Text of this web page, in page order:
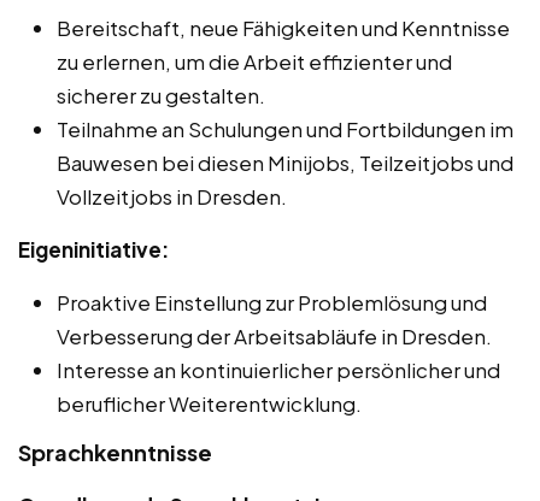
Bereitschaft, neue Fähigkeiten und Kenntnisse
zu erlernen, um die Arbeit effizienter und
sicherer zu gestalten.
Teilnahme an Schulungen und Fortbildungen im
Bauwesen bei diesen Minijobs, Teilzeitjobs und
Vollzeitjobs in Dresden.
Eigeninitiative:
Proaktive Einstellung zur Problemlösung und
Verbesserung der Arbeitsabläufe in Dresden.
Interesse an kontinuierlicher persönlicher und
beruflicher Weiterentwicklung.
Sprachkenntnisse